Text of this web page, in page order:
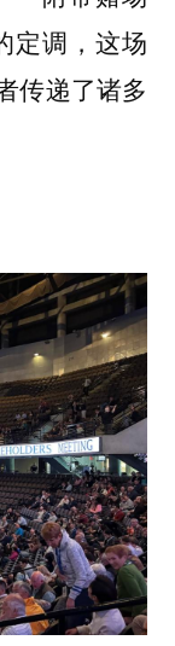
定调，这场
传递了诸多